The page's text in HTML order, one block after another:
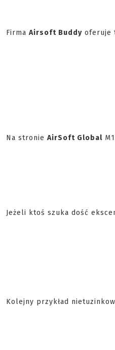
Firma Airsoft Buddy oferuje
Na stronie AirSoft Global
Jeżeli ktoś szuka dość
Kolejny przykład